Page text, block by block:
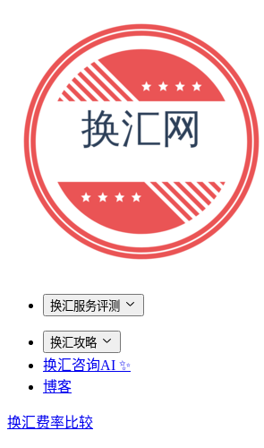
换汇服务评测
换汇攻略
换汇咨询AI ✨
博客
换汇费率比较